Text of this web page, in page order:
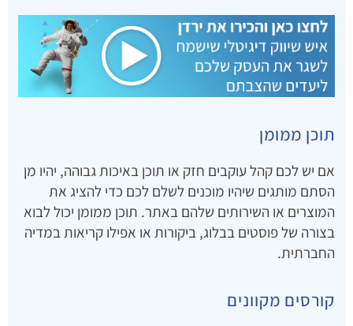
תוכן ממומן
אם יש לכם קהל עוקבים חזק או תוכן באיכות גבוהה, יהיו מן
הסתם מותגים שיהיו מוכנים לשלם לכם כדי להציג את
המוצרים או השירותים שלהם באתר. תוכן ממומן יכול לבוא
בצורה של פוסטים בבלוג, ביקורות או אפילו קריאות במדיה
החברתית.
קורסים מקוונים